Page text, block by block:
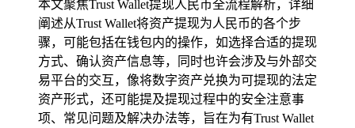
本文聚焦Trust Wallet提现人民币全流程解析，详细
阐述从Trust Wallet将资产提现为人民币的各个步
骤，可能包括在钱包内的操作，如选择合适的提现
方式、确认资产信息等，同时也许会涉及与外部交
易平台的交互，像将数字资产兑换为可提现的法定
资产形式，还可能提及提现过程中的安全注意事
项、常见问题及解决办法等，旨在为有Trust Wallet